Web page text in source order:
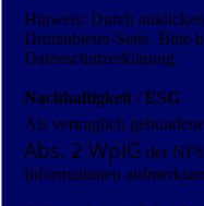
Hinweis: Durch
Drittanbieter-Seite. Bitte
Datenschutzerklärung.
Nachhaltigkeit / ESG
Als vertraglich
Abs. 2 WpIG der
Informationen